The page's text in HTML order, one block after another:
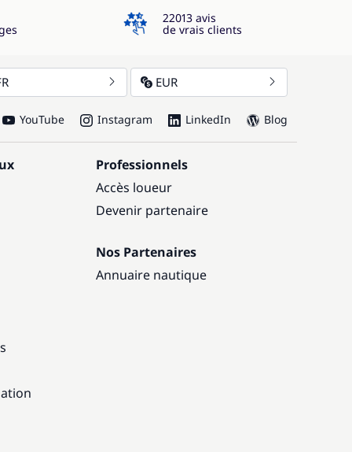
4.3
22013 avis
de vrais clients
EUR
YouTube Instagram LinkedIn Blog
Professionnels
Accès loueur
Devenir partenaire
Nos Partenaires
Annuaire nautique